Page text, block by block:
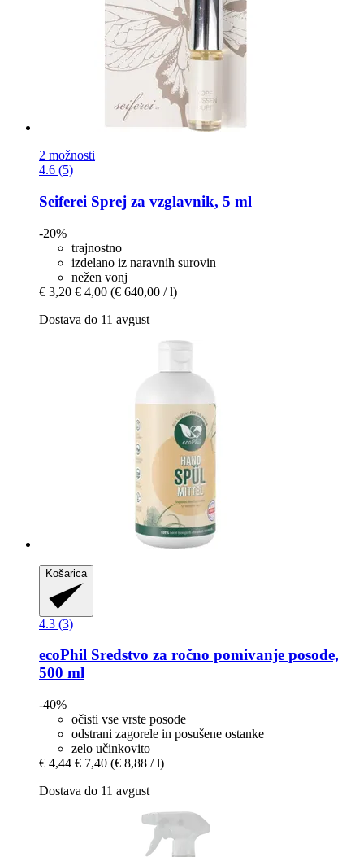
2 možnosti
4.6 (5)
Seiferei Sprej za vzglavnik, 5 ml
-20%
trajnostno
izdelano iz naravnih surovin
nežen vonj
€ 3,20 € 4,00 (€ 640,00 / l)
Dostava do 11 avgust
Košarica
4.3 (3)
ecoPhil Sredstvo za ročno pomivanje posode,
500 ml
-40%
očisti vse vrste posode
odstrani zagorele in posušene ostanke
zelo učinkovito
€ 4,44 € 7,40 (€ 8,88 / l)
Dostava do 11 avgust